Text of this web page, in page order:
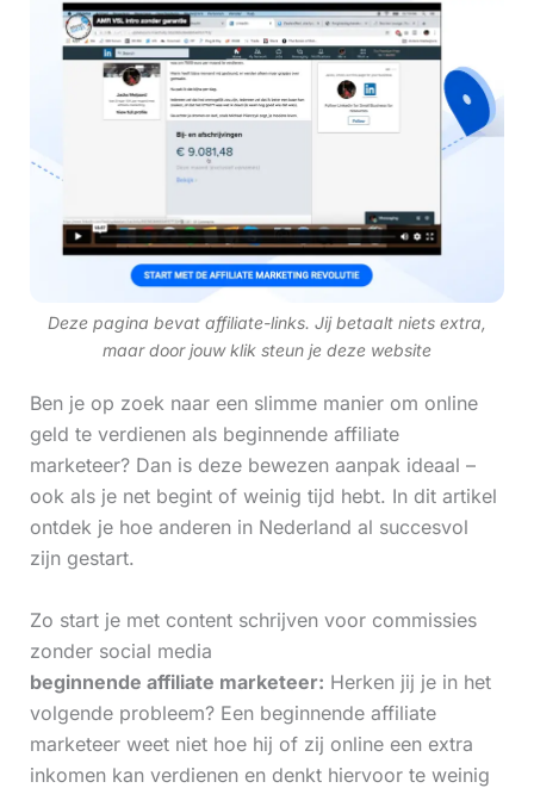
Deze pagina bevat affiliate-links. Jij betaalt niets extra,
maar door jouw klik steun je deze website
Ben je op zoek naar een slimme manier om online
geld te verdienen als beginnende affiliate
marketeer? Dan is deze bewezen aanpak ideaal –
ook als je net begint of weinig tijd hebt. In dit artikel
ontdek je hoe anderen in Nederland al succesvol
zijn gestart.
Zo start je met content schrijven voor commissies
zonder social media
beginnende affiliate marketeer: Herken jij je in het
volgende probleem? Een beginnende affiliate
marketeer weet niet hoe hij of zij online een extra
inkomen kan verdienen en denkt hiervoor te weinig